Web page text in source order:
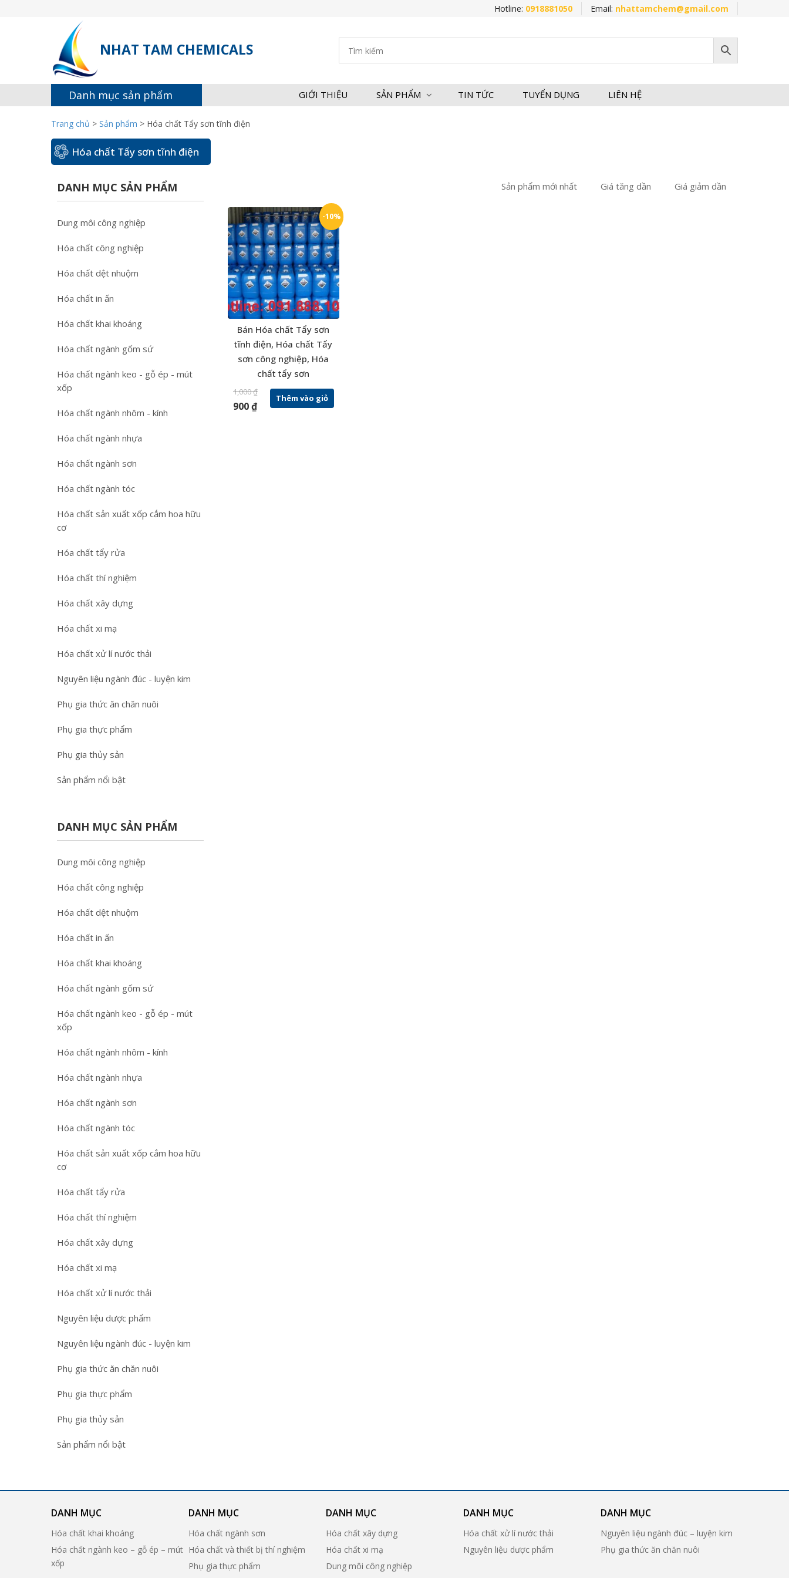
Hotline: 0918881050 Email: nhattamchem@gmail.com
NHAT TAM CHEMICALS
Danh mục sản phẩm GIỚI THIỆU SẢN PHẨM TIN TỨC TUYỂN DỤNG LIÊN HỆ
Trang chủ > Sản phẩm > Hóa chất Tẩy sơn tĩnh điện
Hóa chất Tẩy sơn tĩnh điện
Sản phẩm mới nhất Giá tăng dần Giá giảm dần
-10%
Bán Hóa chất Tẩy sơn
tĩnh điện, Hóa chất Tẩy
sơn công nghiệp, Hóa
chất tẩy sơn
1,000₫
900₫
Thêm vào giỏ
DANH MỤC SẢN PHẨM
Dung môi công nghiệp
Hóa chất công nghiệp
Hóa chất dệt nhuộm
Hóa chất in ấn
Hóa chất khai khoáng
Hóa chất ngành gốm sứ
Hóa chất ngành keo - gỗ ép - mút
xốp
Hóa chất ngành nhôm - kính
Hóa chất ngành nhựa
Hóa chất ngành sơn
Hóa chất ngành tóc
Hóa chất sản xuất xốp cắm hoa hữu
cơ
Hóa chất tẩy rửa
Hóa chất thí nghiệm
Hóa chất xây dựng
Hóa chất xi mạ
Hóa chất xử lí nước thải
Nguyên liệu ngành đúc - luyện kim
Phụ gia thức ăn chăn nuôi
Phụ gia thực phẩm
Phụ gia thủy sản
Sản phẩm nổi bật
DANH MỤC SẢN PHẨM
Dung môi công nghiệp
Hóa chất công nghiệp
Hóa chất dệt nhuộm
Hóa chất in ấn
Hóa chất khai khoáng
Hóa chất ngành gốm sứ
Hóa chất ngành keo - gỗ ép - mút
xốp
Hóa chất ngành nhôm - kính
Hóa chất ngành nhựa
Hóa chất ngành sơn
Hóa chất ngành tóc
Hóa chất sản xuất xốp cắm hoa hữu
cơ
Hóa chất tẩy rửa
Hóa chất thí nghiệm
Hóa chất xây dựng
Hóa chất xi mạ
Hóa chất xử lí nước thải
Nguyên liệu dược phẩm
Nguyên liệu ngành đúc - luyện kim
Phụ gia thức ăn chăn nuôi
Phụ gia thực phẩm
Phụ gia thủy sản
Sản phẩm nổi bật
DANH MỤC
Hóa chất khai khoáng
Hóa chất ngành keo – gỗ ép – mút
xốp
DANH MỤC
Hóa chất ngành sơn
Hóa chất và thiết bị thí nghiệm
Phụ gia thực phẩm
DANH MỤC
Hóa chất xây dựng
Hóa chất xi mạ
Dung môi công nghiệp
DANH MỤC
Hóa chất xử lí nước thải
Nguyên liệu dược phẩm
DANH MỤC
Nguyên liệu ngành đúc – luyện kim
Phụ gia thức ăn chăn nuôi